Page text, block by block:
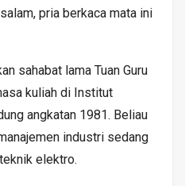
pria berkaca mata ini
sahabat lama Tuan Guru
kuliah di Institut
angkatan 1981. Beliau
industri sedang
elektro.